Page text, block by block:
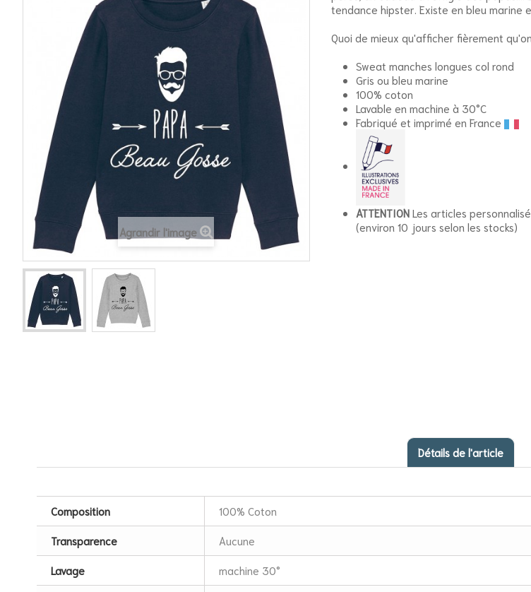
Agrandir l'image
tendance hipster. Existe en bleu marine
Quoi de mieux qu'afficher fièrement
Sweat manches longues col rond
Gris ou bleu marine
100% coton
Lavable en machine à 30°C
Fabriqué et imprimé en France
ATTENTION Les articles
(environ 10 jours selon les stocks)
Détails de l'article
Composition 100% Coton
Transparence Aucune
Lavage machine 30°